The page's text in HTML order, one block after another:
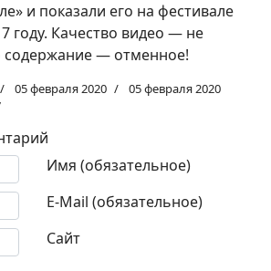
и показали его на фестивале
году. Качество видео — не
содержание — отменное!
05 февраля 2020
05 февраля 2020
Имя (обязательное)
E-Mail (обязательное)
Сайт